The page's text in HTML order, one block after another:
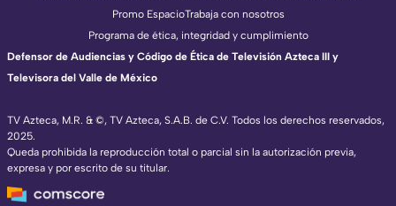
TV Azteca, M.R. & ©, TV Azteca, S.A.B. de C.V. Todos los derechos reservados,
2025.
Queda prohibida la reproducción total o parcial sin la autorización previa,
expresa y por escrito de su titular.
Promo EspacioTrabaja con nosotros
Programa de ética, integridad y cumplimiento
Defensor de Audiencias y Código de Ética de Televisión Azteca III y
Televisora del Valle de México